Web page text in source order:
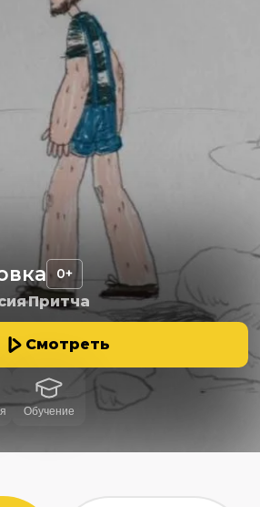
0+
Притча
Смотреть
Обучение